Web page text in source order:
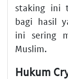
staking ini
bagi hasil
ini sering
Muslim.
Hukum